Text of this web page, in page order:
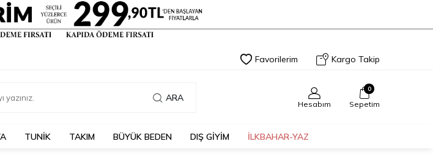
Favorilerim Kargo Takip
ARA
Hesabım
0
Sepetim
TUNİK TAKIM BÜYÜK BEDEN DIŞ GİYİM İLKBAHAR-YAZ